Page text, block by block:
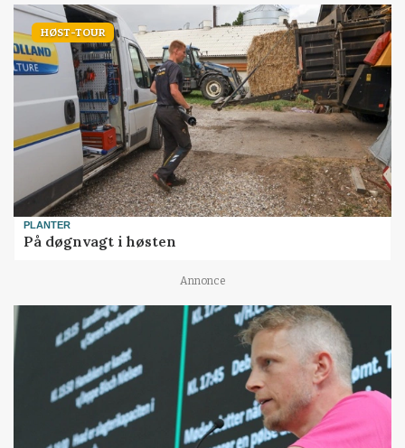
HØST-TOUR
PLANTER
På døgnvagt i høsten
Annonce